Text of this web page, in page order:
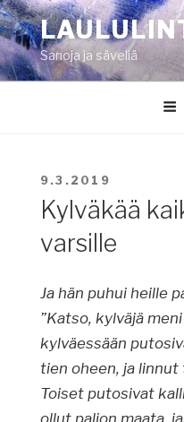
Siirry
sisältöön
Sanoja ja säveliä
JULKAISTU
9.3.2019
Kylväkää
varsille
Ja hän puhui heille
”Katso, kylväjä
kylväessään
tien oheen, ja
Toiset putosivat